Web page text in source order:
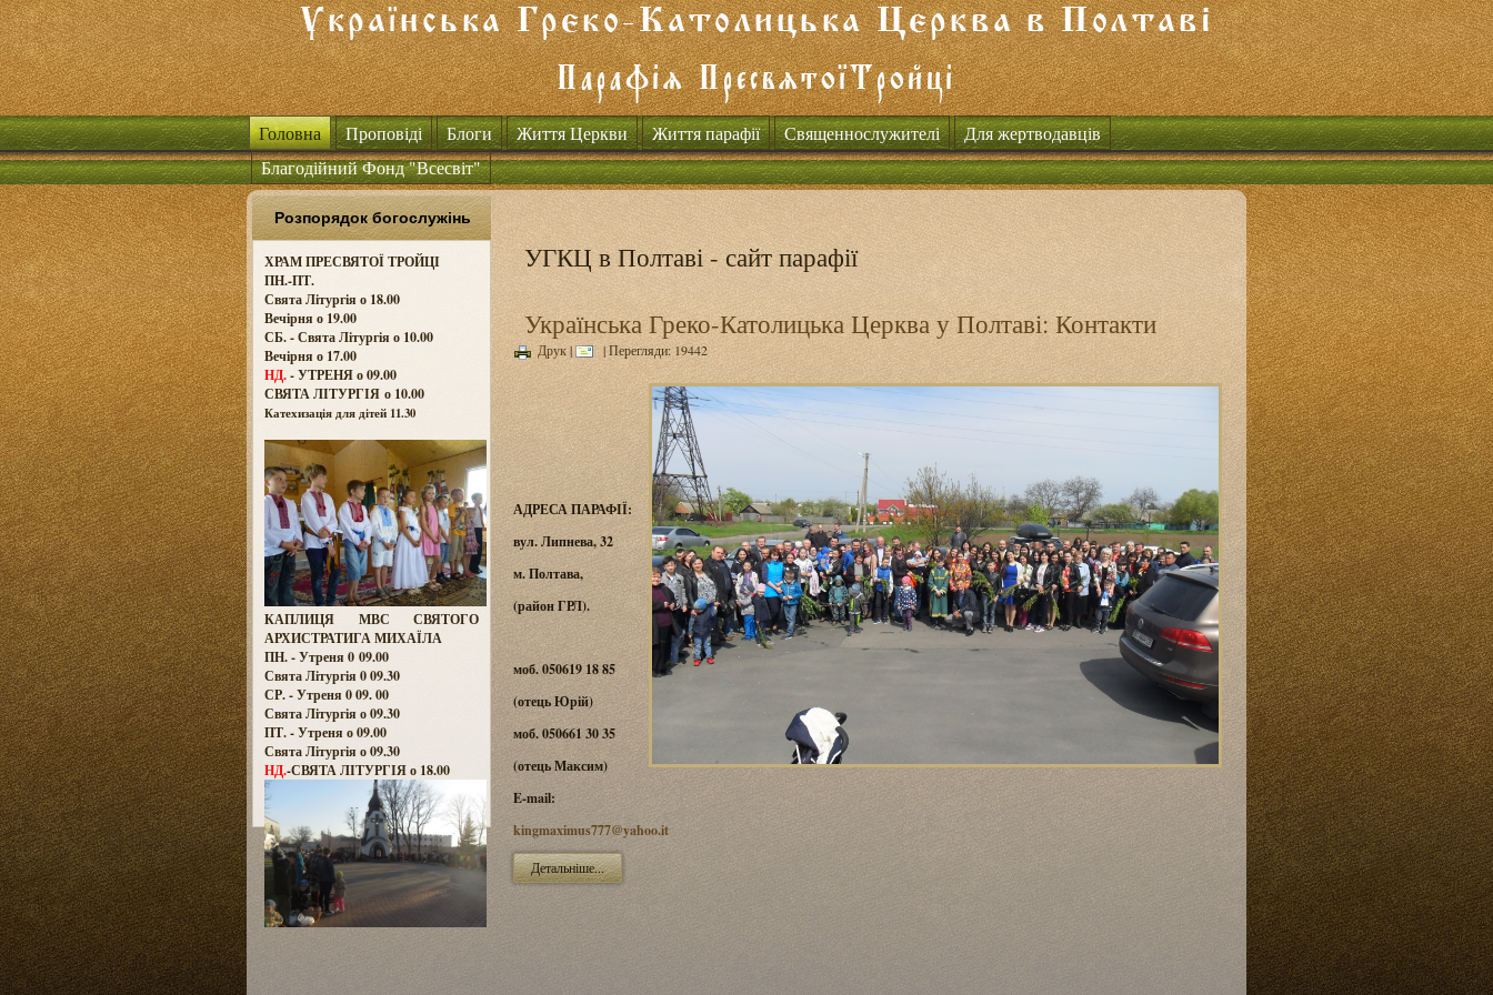
Головна Проповіді Блоги Життя Церкви Життя парафії Священнослужителі
Для жертводавців
Благодійний Фонд "Всесвіт"
Розпорядок богослужінь
ХРАМ ПРЕСВЯТОЇ ТРОЙЦІ
ПН.-ПТ.
Свята Літургія о 18.00
Вечірня о 19.00
СБ. - Свята Літургія о 10.00
Вечірня о 17.00
НД.- УТРЕНЯ о 09.00
СВЯТА ЛІТУРГІЯ о 10.00
Катехизація для дітей 11.30
КАПЛИЦЯ МВС СВЯТОГО
АРХИСТРАТИГА МИХАЇЛА
ПН. - Утреня 0 09.00
Свята Літургія 0 09.30
СР. - Утреня 0 09. 00
Свята Літургія о 09.30
ПТ. - Утреня о 09.00
Свята Літургія о 09.30
НД.-СВЯТА ЛІТУРГІЯ о 18.00
УГКЦ в Полтаві - сайт парафії
Українська Греко-Католицька Церква у Полтаві: Контакти
Друк| | Перегляди: 19442
АДРЕСА ПАРАФІЇ:
вул. Липнева, 32
м. Полтава,
(район ГРЛ).
моб. 050619 18 85
(отець Юрій)
моб. 050661 30 35
(отець Максим)
E-mail:
kingmaximus777@yahoo.it
Детальніше...